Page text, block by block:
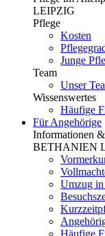
LEIPZIG
Pflege
Kosten
Junge
Team
Unser
Wissenswertes
Häufige
Für Angehörige
Informationen
BETHANIEN
Umzug in
Häufige